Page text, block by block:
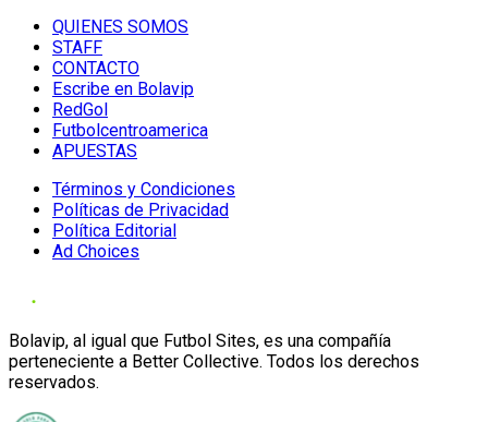
QUIENES SOMOS
STAFF
CONTACTO
Escribe en Bolavip
RedGol
Futbolcentroamerica
APUESTAS
Términos y Condiciones
Políticas de Privacidad
Política Editorial
Ad Choices
Bolavip, al igual que Futbol Sites, es una compañía
perteneciente a Better Collective. Todos los derechos
reservados.